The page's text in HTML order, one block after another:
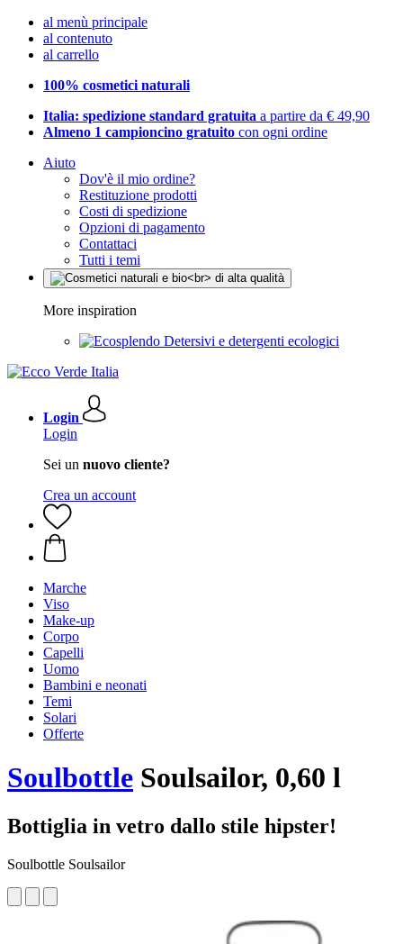
al menù principale
al contenuto
al carrello
100% cosmetici naturali
Italia: spedizione standard gratuita a partire da € 49,90
Almeno 1 campioncino gratuito con ogni ordine
Aiuto
Dov'è il mio ordine?
Restituzione prodotti
Costi di spedizione
Opzioni di pagamento
Contattaci
Tutti i temi
More inspiration
Detersivi e detergenti ecologici
Login
Login
Sei un nuovo cliente?
Crea un account
Marche
Viso
Make-up
Corpo
Capelli
Uomo
Bambini e neonati
Temi
Solari
Offerte
Soulbottle Soulsailor, 0,60 l
Bottiglia in vetro dallo stile hipster!
Soulbottle Soulsailor